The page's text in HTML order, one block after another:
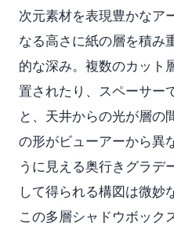
次元素材を表現豊かなア
なる高さに紙の層を積み
的な深み。複数のカット
置されたり、スペーサー
と、天井からの光が層の
の形がビューアーから異
うに見える奥行きグラデ
して得られる構図は微妙
この多層シャドウボック